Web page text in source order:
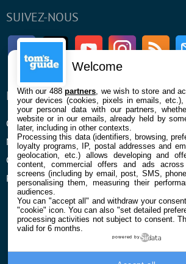
SUIVEZ-NOUS
FacebookTwitter Youtube Instagram
ENTREPRISE
Qui sommes nous
Mentions légales et CGU
Confidentialité et Cookies
Préférences cookies
À
La
Contact
Welcome
With our 488partners , we wish to store and
your devices (cookies, pixels in emails, etc.),
your personal data with our partners,
website or in our emails, already held by
later, including in other contexts.
Processing this data (identifiers, browsing,
loyalty programs, IP, postal addresses and
geolocation, etc.) allows developing and
content, commercial offers and ads
screens (including by email, post, SMS,
personalising them, measuring their
audiences.
You can "accept all" and withdraw your
"cookie" icon. You can also "set detailed
processing activities not subject to consent.
valid for 6 months.
powered by